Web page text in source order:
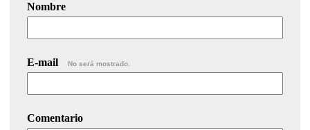
Nombre
E-mail No será mostrado.
Comentario